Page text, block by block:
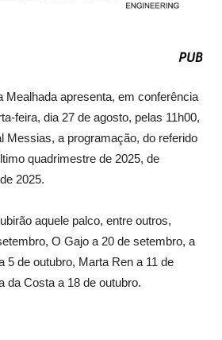
Mealhada apresenta, em conferência
feira, dia 27 de agosto, pelas 11h00,
Messias, a programação, do referido
quadrimestre de 2025, de
2025.
aquele palco, entre outros,
O Gajo a 20 de setembro, a
5 de outubro, Marta Ren a 11 de
da Costa a 18 de outubro.